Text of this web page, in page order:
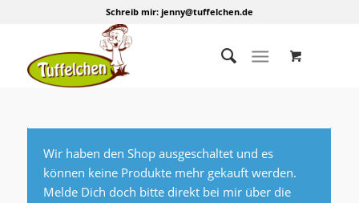
Schreib mir: jenny@tuffelchen.de
Wir haben den Shop ausgeschaltet und es
können keine Produkte mehr gekauft werden.
Melde Dich doch bitte direkt bei mir über die